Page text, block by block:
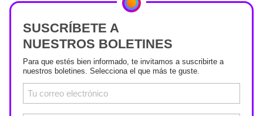
SUSCRÍBETE A
NUESTROS BOLETINES
Para que estés bien informado, te invitamos a suscribirte a
nuestros boletines. Selecciona el que más te guste.